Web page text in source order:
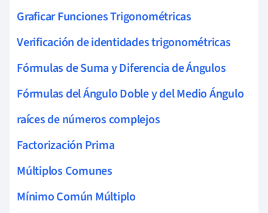
Graficar Funciones Trigonométricas
Verificación de identidades trigonométricas
Fórmulas de Suma y Diferencia de Ángulos
Fórmulas del Ángulo Doble y del Medio Ángulo
raíces de números complejos
Factorización Prima
Múltiplos Comunes
Mínimo Común Múltiplo